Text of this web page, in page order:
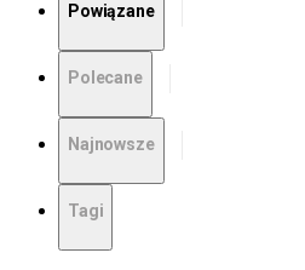
Powiązane
Polecane
Najnowsze
Tagi